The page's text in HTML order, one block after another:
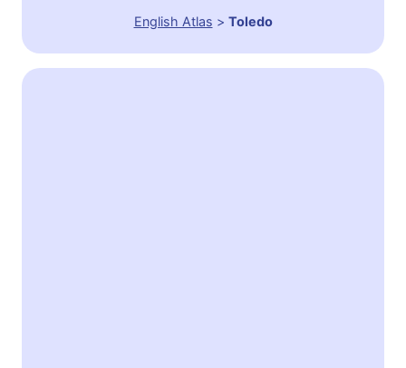
English Atlas > Toledo